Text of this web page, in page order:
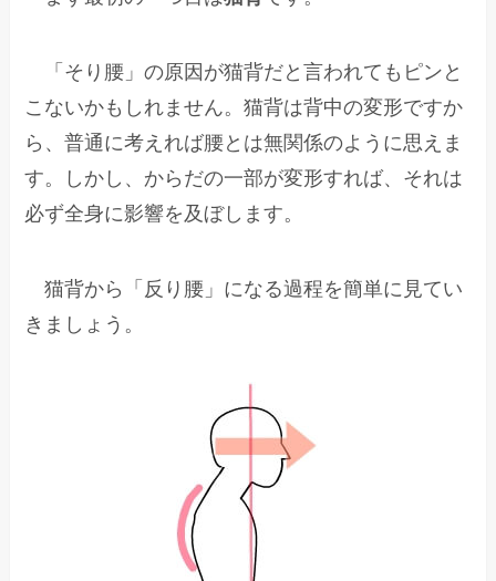
「そり腰」の原因が猫背だと言われてもピンと
こないかもしれません。猫背は背中の変形ですか
ら、普通に考えれば腰とは無関係のように思えま
す。しかし、からだの一部が変形すれば、それは
必ず全身に影響を及ぼします。
猫背から「反り腰」になる過程を簡単に見てい
きましょう。